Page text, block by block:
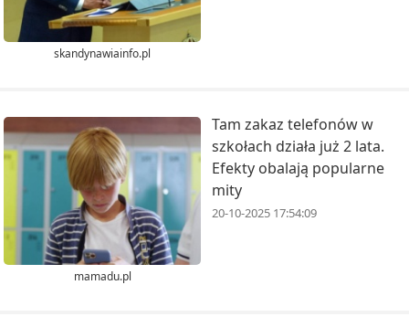
skandynawiainfo.pl
mamadu.pl
Tam zakaz telefonów w
szkołach działa już 2 lata.
Efekty obalają popularne
mity
20-10-2025 17:54:09